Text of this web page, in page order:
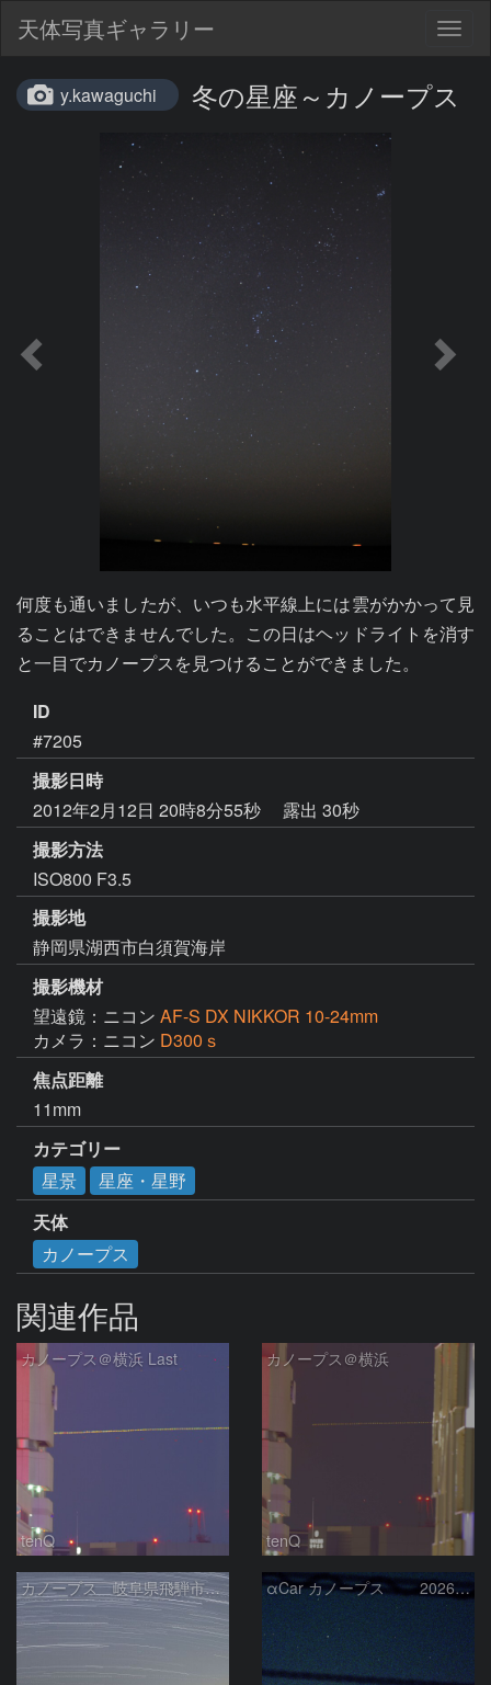
天体写真ギャラリー
y.kawaguchi 冬の星座～カノープス
何度も通いましたが、いつも水平線上には雲がかかって見
ることはできませんでした。この日はヘッドライトを消す
と一目でカノープスを見つけることができました。
ID
#7205
撮影日時
2012年2月12日 20時8分55秒
露出 30秒
撮影方法
ISO800 F3.5
撮影地
静岡県湖西市白須賀海岸
撮影機材
望遠鏡：ニコン AF-S DX NIKKOR 10-24mm
カメラ：ニコン D300ｓ
焦点距離
11mm
カテゴリー
星景
星座・星野
天体
カノープス
関連作品
カノープス＠横浜 Last
tenQ
カノープス＠横浜
tenQ
カノープス 岐阜県飛騨市 2026年3月5日 αCar カノープス 2026-3-4